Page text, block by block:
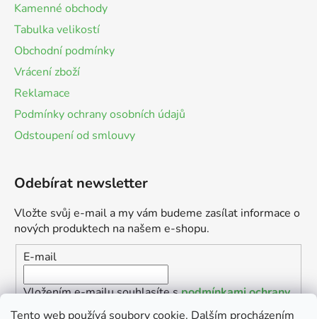
Tento web používá soubory cookie. Dalším procházením
Kamenné obchody
Tabulka velikostí
Obchodní podmínky
Vrácení zboží
Reklamace
Podmínky ochrany osobních údajů
Odstoupení od smlouvy
Odebírat newsletter
Vložte svůj e-mail a my vám budeme zasílat informace o
nových produktech na našem e-shopu.
E-mail
Vložením e-mailu souhlasíte spodmínkami ochrany
osobních údajů